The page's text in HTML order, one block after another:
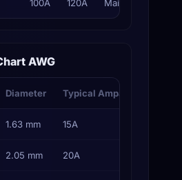
100A 120A Main feeders
AWG
Diameter Typical Ampacity
1.63 mm 15A
2.05 mm 20A